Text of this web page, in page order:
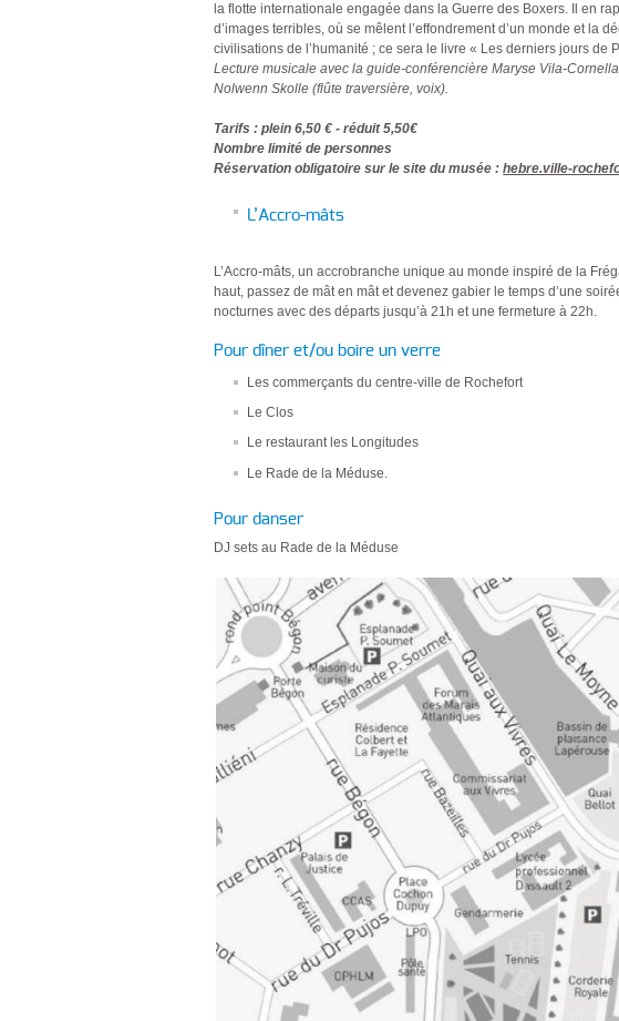
la flotte internationale engagée dans la Guerre des Boxers. Il en
d’images terribles, où se mêlent l’effondrement d’un monde et la
civilisations de l’humanité ; ce sera le livre « Les derniers jours de
Lecture musicale avec la guide-conférencière Maryse Vila-
Nolwenn Skolle (flûte traversière, voix).
Tarifs : plein 6,50 € - réduit 5,50€
Nombre limité de personnes
Réservation obligatoire sur le site du musée :hebre.ville-
L’Accro-mâts
L’Accro-mâts, un accrobranche unique au monde inspiré de la
haut, passez de mât en mât et devenez gabier le temps d’une
nocturnes avec des départs jusqu’à 21h et une fermeture à 22h.
Pour dîner et/ou boire un verre
Les commerçants du centre-ville de Rochefort
Le Clos
Le restaurant les Longitudes
Le Rade de la Méduse.
Pour danser
DJ sets au Rade de la Méduse